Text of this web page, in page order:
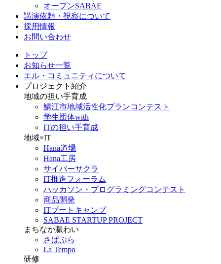
オープンSABAE
講演依頼・視察について
採用情報
お問い合わせ
トップ
お知らせ一覧
エル・コミュニティについて
プロジェクト紹介
地域の担い手育成
鯖江市地域活性化プランコンテスト
学生団体with
ITの担い手育成
地域×IT
Hana道場
Hana工房
サイバーサクラ
IT推進フォーラム
ハッカソン・プログラミングコンテスト
商品開発
ITブートキャンプ
SABAE STARTUP PROJECT
まちなか賑わい
さばぷら
La Tempo
研修